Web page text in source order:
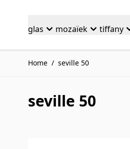
glas mozaïek tiffany
Home / seville 50
seville 50